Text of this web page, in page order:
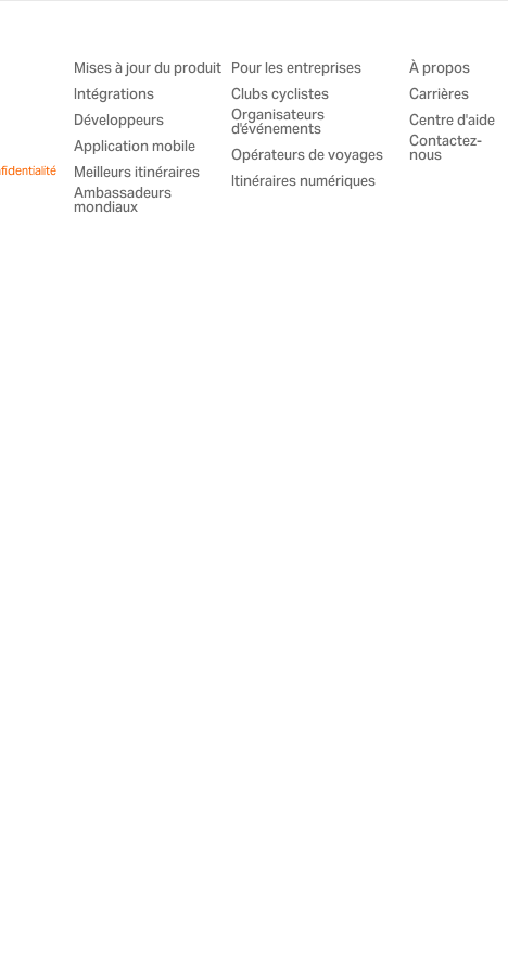
Mises à jour du produit
Intégrations
Développeurs
Application mobile
Meilleurs itinéraires
Ambassadeurs
mondiaux
Pour les entreprises
Clubs cyclistes
Organisateurs
d'événements
Opérateurs de voyages
Itinéraires numériques
À propos
Carrières
Centre d'aide
Contactez-
nous